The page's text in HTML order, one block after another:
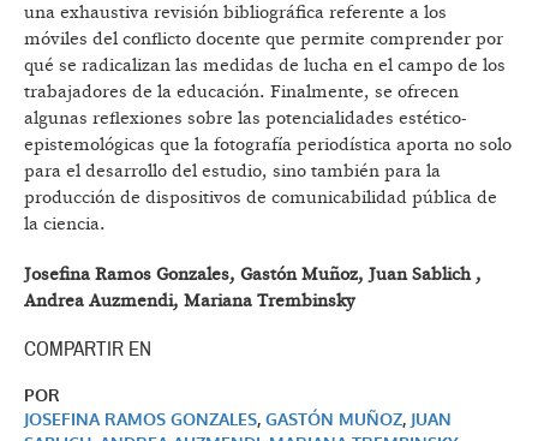
una exhaustiva revisión bibliográfica referente a los
móviles del conflicto docente que permite comprender por
qué se radicalizan las medidas de lucha en el campo de los
trabajadores de la educación. Finalmente, se ofrecen
algunas reflexiones sobre las potencialidades estético-
epistemológicas que la fotografía periodística aporta no solo
para el desarrollo del estudio, sino también para la
producción de dispositivos de comunicabilidad pública de
la ciencia.
Josefina Ramos Gonzales, Gastón Muñoz, Juan Sablich ,
Andrea Auzmendi, Mariana Trembinsky
COMPARTIR EN
POR
JOSEFINA RAMOS GONZALES, GASTÓN MUÑOZ, JUAN